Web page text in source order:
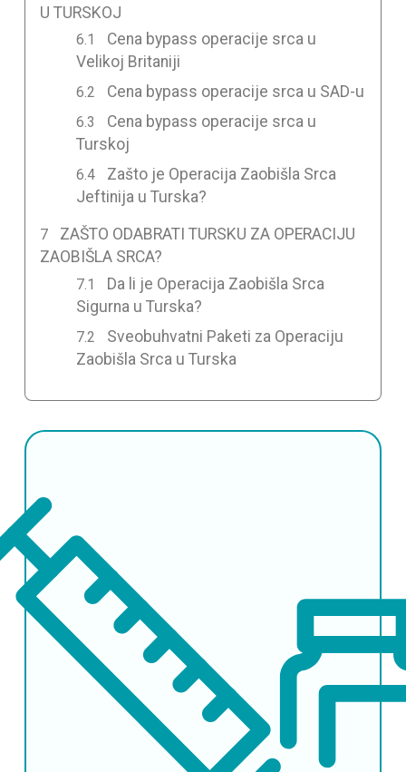
U TURSKOJ
Cena bypass operacije srca u
Velikoj Britaniji
Cena bypass operacije srca u SAD-u
Cena bypass operacije srca u
Turskoj
Zašto je Operacija Zaobišla Srca
Jeftinija u Turska?
ZAŠTO ODABRATI TURSKU ZA OPERACIJU
ZAOBIŠLA SRCA?
Da li je Operacija Zaobišla Srca
Sigurna u Turska?
Sveobuhvatni Paketi za Operaciju
Zaobišla Srca u Turska